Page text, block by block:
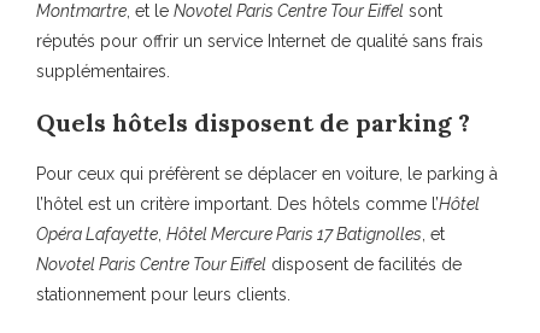
Montmartre , et le Novotel Paris Centre Tour Eiffel sont
réputés pour offrir un service Internet de qualité sans frais
supplémentaires.
Quels hôtels disposent de parking ?
Pour ceux qui préfèrent se déplacer en voiture, le parking à
l’hôtel est un critère important. Des hôtels comme l’Hôtel
Opéra Lafayette Hôtel Mercure Paris 17 Batignolles , et
Novotel Paris Centre Tour Eiffel disposent de facilités de
stationnement pour leurs clients.